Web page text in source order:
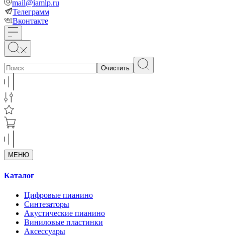
mail@iamlp.ru
Телеграмм
Вконтакте
Очистить
МЕНЮ
Каталог
Цифровые пианино
Синтезаторы
Акустические пианино
Виниловые пластинки
Аксессуары